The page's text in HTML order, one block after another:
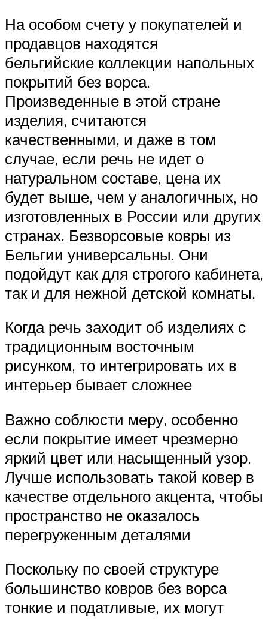
На особом счету у покупателей и
продавцов находятся
бельгийские коллекции напольных
покрытий без ворса.
Произведенные в этой стране
изделия, считаются
качественными, и даже в том
случае, если речь не идет о
натуральном составе, цена их
будет выше, чем у аналогичных, но
изготовленных в России или других
странах. Безворсовые ковры из
Бельгии универсальны. Они
подойдут как для строгого кабинета,
так и для нежной детской комнаты.
Когда речь заходит об изделиях с
традиционным восточным
рисунком, то интегрировать их в
интерьер бывает сложнее
Важно соблюсти меру, особенно
если покрытие имеет чрезмерно
яркий цвет или насыщенный узор.
Лучше использовать такой ковер в
качестве отдельного акцента, чтобы
пространство не оказалось
перегруженным деталями
Поскольку по своей структуре
большинство ковров без ворса
тонкие и податливые, их могут